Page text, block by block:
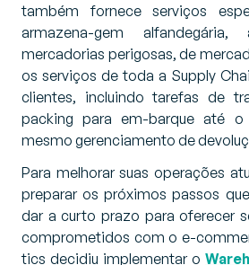
também fornece serviços
armazena-gem alfandegária,
mercadorias perigosas, de
os serviços de toda a Supply
clientes, incluindo tarefas de
packing para em-barque até
mesmo gerenciamento de
Para melhorar suas operações
preparar os próximos passos
dar a curto prazo para oferecer
comprometidos com o e-
tics decidiu implementar o